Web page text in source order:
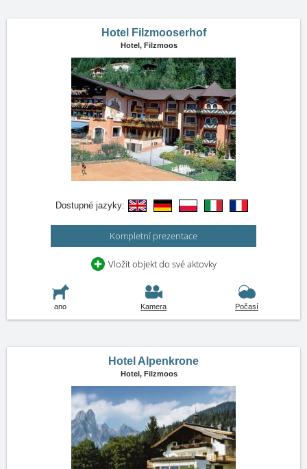
Hotel Filzmooserhof
Hotel, Filzmoos
Dostupné jazyky:
Kompletní prezentace
Vložit objekt do své aktovky
ano Kamera Počasí
Hotel Alpenkrone
Hotel, Filzmoos